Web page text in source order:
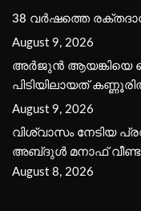
38 വർഷത്തെ
August 9, 2026
അർജുൻ ആയങ്കിയെ
പിടിയിലായത്
August 9, 2026
വിശ്വാസം നേടിയ
അബ്‌ദുൾ മനാഫ്
August 8, 2026